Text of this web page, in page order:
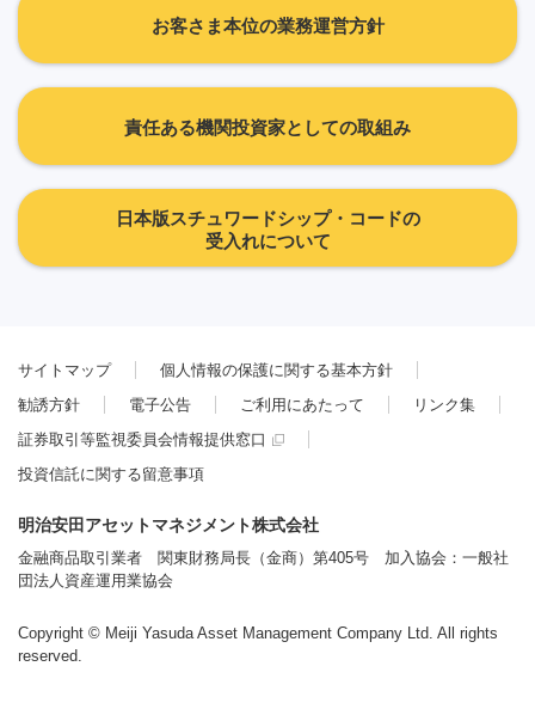
お客さま本位の業務運営方針
責任ある機関投資家としての取組み
日本版スチュワードシップ・コードの
受入れについて
サイトマップ
個人情報の保護に関する基本方針
勧誘方針
電子公告 ご利用にあたって
リンク集
証券取引等監視委員会情報提供窓口
投資信託に関する留意事項
明治安田アセットマネジメント株式会社
金融商品取引業者 関東財務局長（金商）第405号 加入協会：一般社
団法人資産運用業協会
Copyright © Meiji Yasuda Asset Management Company Ltd. All rights
reserved.